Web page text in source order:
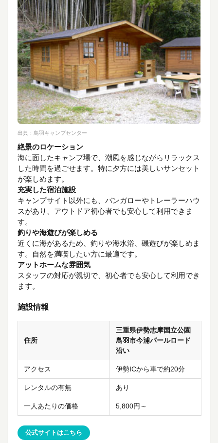
出典： 鳥羽キャンプセンター
絶景のロケーション
海に面したキャンプ場で、潮風を感じながらリラックス
した時間を過ごせます。特に夕方には美しいサンセット
が楽しめます。
充実した宿泊施設
キャンプサイト以外にも、バンガローやトレーラーハウ
スがあり、アウトドア初心者でも安心して利用できま
す。
釣りや海遊びが楽しめる
近くに海があるため、釣りや海水浴、磯遊びが楽しめま
す。自然を満喫したい方に最適です。
アットホームな雰囲気
スタッフの対応が親切で、初心者でも安心して利用でき
ます。
施設情報
住所
三重県伊勢志摩国立公園
鳥羽市今浦パールロード
沿い
アクセス 伊勢ICから車で約20分
レンタルの有無 あり
一人あたりの価格 5,800円～
公式サイトはこちら